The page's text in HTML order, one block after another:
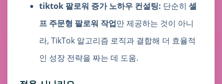
tiktok 팔로워 증가 노하우 컨설팅: 단순히 셀
프 주문형 팔로워 작업만 제공하는 것이 아니
라, TikTok 알고리즘 로직과 결합해 더 효율적
인 성장 전략을 짜는 데 도움.